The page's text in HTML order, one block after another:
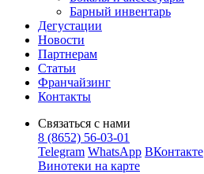
Барный инвентарь
Дегустации
Новости
Партнерам
Статьи
Франчайзинг
Контакты
Связаться с нами
8 (8652) 56-03-01
Telegram WhatsApp ВКонтакте
Винотеки на карте